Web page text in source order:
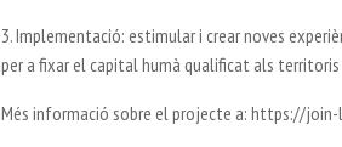
3. Implementació: estimular i crear noves
per a fixar el capital humà qualificat als territoris
Més informació sobre el projecte a: https://join-